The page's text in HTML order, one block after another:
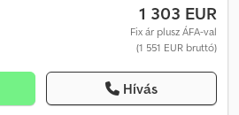
1 303 EUR
Fix ár plusz ÁFA-val
(1 551 EUR bruttó)
Hívás